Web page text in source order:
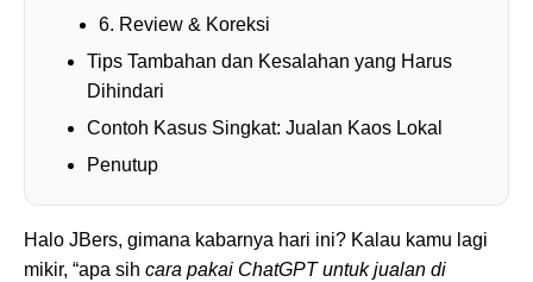
6. Review & Koreksi
Tips Tambahan dan Kesalahan yang Harus
Dihindari
Contoh Kasus Singkat: Jualan Kaos Lokal
Penutup
Halo JBers, gimana kabarnya hari ini? Kalau kamu lagi
mikir, “apa sih cara pakai ChatGPT untuk jualan di